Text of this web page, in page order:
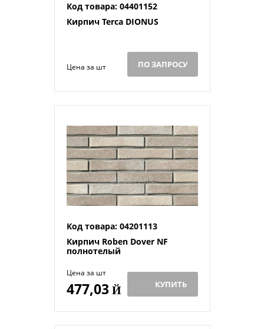
Код товара: 04401152
Кирпич Terca DIONUS
Цена за шт ПО ЗАПРОСУ
Код товара: 04201113
Кирпич Roben Dover NF
полнотелый
Цена за шт
477,03Й КУПИТЬ